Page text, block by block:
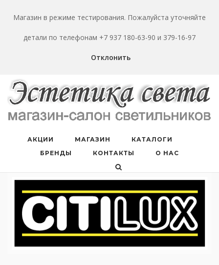
Магазин в режиме тестирования. Пожалуйста уточняйте
детали по телефонам +7 937 180-63-90 и 379-16-97
Отклонить
АКЦИИ МАГАЗИН
КАТАЛОГИ
БРЕНДЫ
КОНТАКТЫ О НАС